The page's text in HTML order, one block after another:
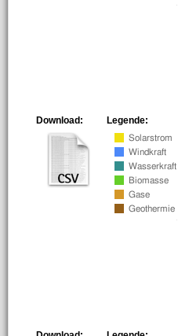
Legende:
Download: